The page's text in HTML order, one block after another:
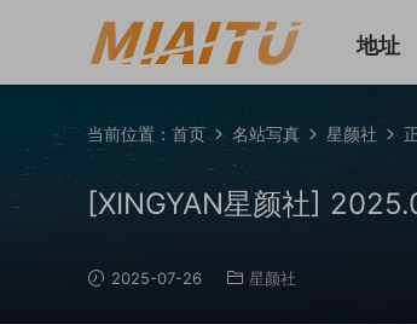
地址
当前位置： 首页 名站写真 星颜社
[XINGYAN星颜社]
2025-07-26 星颜社